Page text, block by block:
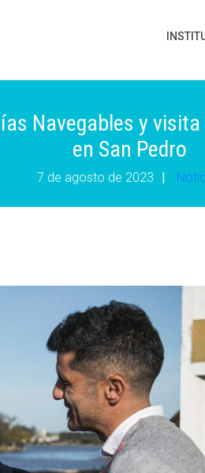
Navegables y
en San Pedro
7 de agosto de 2023 |